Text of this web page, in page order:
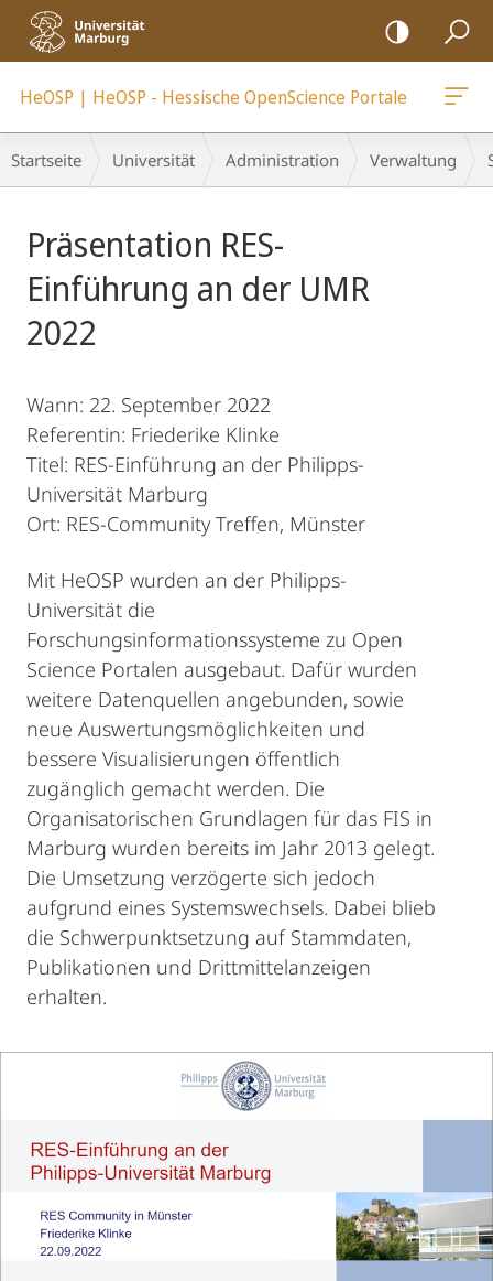
Mobile-
Navigation
HeOSP | HeOSP - Hessische OpenScience Portale
Breadcrumb-
Navigation
Startseite Universität Administration Verwaltung
Präsentation RES-
Einführung an der UMR
2022
Wann: 22. September 2022
Referentin: Friederike Klinke
Titel: RES-Einführung an der Philipps-
Universität Marburg
Ort: RES-Community Treffen, Münster
Mit HeOSP wurden an der Philipps-
Universität die
Forschungsinformationssysteme zu Open
Science Portalen ausgebaut. Dafür wurden
weitere Datenquellen angebunden, sowie
neue Auswertungsmöglichkeiten und
bessere Visualisierungen öffentlich
zugänglich gemacht werden. Die
Organisatorischen Grundlagen für das FIS in
Marburg wurden bereits im Jahr 2013 gelegt.
Die Umsetzung verzögerte sich jedoch
aufgrund eines Systemswechsels. Dabei blieb
die Schwerpunktsetzung auf Stammdaten,
Publikationen und Drittmittelanzeigen
erhalten.